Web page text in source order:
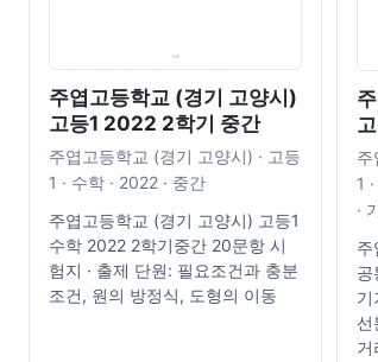
주엽고등학교 (경기 고양시)
고등1 2022 2학기 중간
주엽고등학교 (경기 고양시) · 고등
1 · 수학 · 2022 · 중간
주엽고등학교 (경기 고양시) 고등1
수학 2022 2학기중간 20문항 시
험지 · 출제 단원: 필요조건과 충분
조건, 원의 방정식, 도형의 이동
주
1
·
주
공
기
선
거